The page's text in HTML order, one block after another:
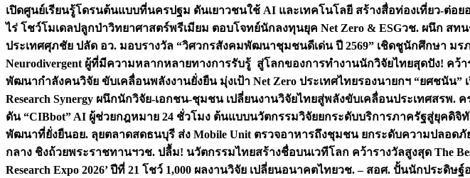
เปิดศูนย์เรียนรู้โดรนต้นแบบที่นครปฐม ดันเยาวชนใช้ AI และเทคโนโลยี สร้างสื่อท่องเที่ยว-ต่อย
ไร่ โชว์โมเดลปลูกป่าวิทยาศาสตร์พรีเมียม ตอบโจทย์นักลงทุนยุค Net Zero & ESGวช. ผนึก สทน
ประเทศศุภชัย ปลัด อว. มอบรางวัล “วิศวกรสังคมพัฒนาชุมชนดีเด่น ปี 2569” เชิดชูนักศึกษา ม
Neurodivergent ผู้ที่มีความหลากหลายทางการรับรู้ สู่โลกของการทำงานนักวิจัยไทยสุดปัง! คว้า
พัฒนากำลังคนวิจัย ขับเคลื่อนพลังงานยั่งยืน มุ่งเป้า Net Zero ประเทศไทยรองนายกฯ “ยศชนัน”
Research Synergy ผนึกนักวิจัย-เอกชน-ชุมชน เปลี่ยนงานวิจัยไทยสู่พลังขับเคลื่อนประเทศสรพ. ค
ดัน “CIBbot” AI ผู้ช่วยกฎหมาย 24 ชั่วโมง ต้นแบบนวัตกรรมวิจัยยกระดับบริการภาครัฐสู่ยุคดิจิ
พัฒนาที่ยั่งยืนอย. ลุยตลาดสดธนบุรี ส่ง Mobile Unit ตรวจอาหารถึงชุมชน ยกระดับความปลอดภั
กลาง ชิงถ้วยพระราชทานฯวช. ปลื้ม! นวัตกรรมไทยสร้างชื่อบนเวทีโลก คว้ารางวัลสูงสุด The
Research Expo 2026’ ปีที่ 21 โชว์ 1,000 ผลงานวิจัย เปลี่ยนอนาคตไทยวช. – สอศ. ปั้นนักประดิษฐ์